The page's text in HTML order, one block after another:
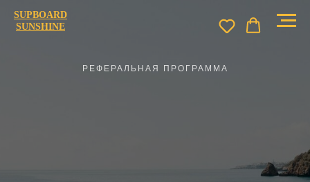
SUPBOARD
SUNSHINE
РЕФЕРАЛЬНАЯ ПРОГРАММА